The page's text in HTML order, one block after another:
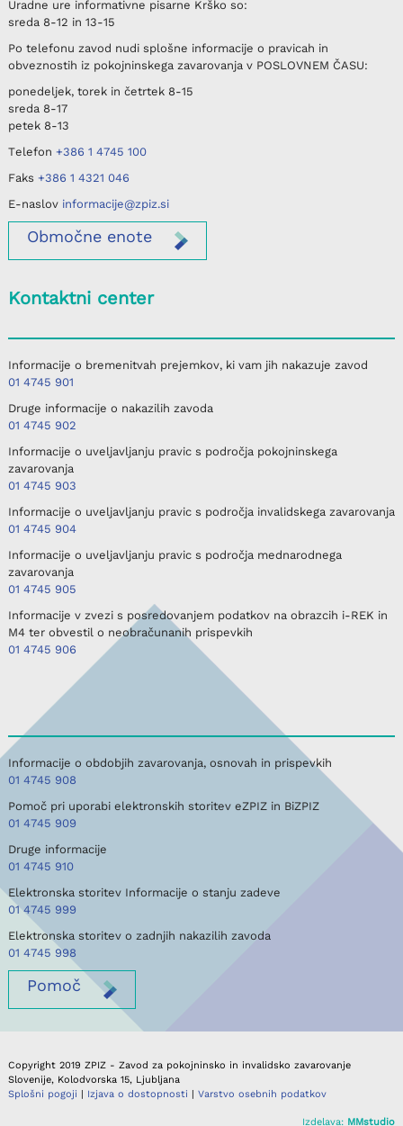
Uradne ure informativne pisarne Krško so:
sreda 8-12 in 13-15
Po telefonu zavod nudi splošne informacije o pravicah in
obveznostih iz pokojninskega zavarovanja v POSLOVNEM ČASU:
ponedeljek, torek in četrtek8-15
sreda 8-17
petek8-13
Telefon +386 1 4745 100
Faks +386 1 4321 046
E-naslov informacije@zpiz.si
Območneenote
Kontaktni center
Informacije o bremenitvah prejemkov, ki vam jih nakazuje zavod
01 4745 901
Druge informacije o nakazilih zavoda
01 4745 902
Informacije o uveljavljanju pravic s področja pokojninskega
zavarovanja
01 4745 903
Informacije o uveljavljanju pravic s področja invalidskega zavarovanja
01 4745 904
Informacije o uveljavljanju pravic s področja mednarodnega
zavarovanja
01 4745 905
Informacije v zvezi s posredovanjem podatkov na obrazcih i-REK in
M4 ter obvestil o neobračunanih prispevkih
01 4745 906
Informacije o obdobjih zavarovanja, osnovah in prispevkih
01 4745 908
Pomoč pri uporabi elektronskih storitev eZPIZ in BiZPIZ
01 4745 909
Druge informacije
01 4745 910
Elektronska storitev Informacije o stanju zadeve
01 4745 999
Elektronska storitev o zadnjih nakazilih zavoda
01 4745 998
Pomoč
Copyright 2019 ZPIZ - Zavod za pokojninsko in invalidsko zavarovanje
Slovenije, Kolodvorska 15, Ljubljana
Splošni pogoji | Izjava o dostopnosti | Varstvo osebnih podatkov
Izdelava: MMstudio